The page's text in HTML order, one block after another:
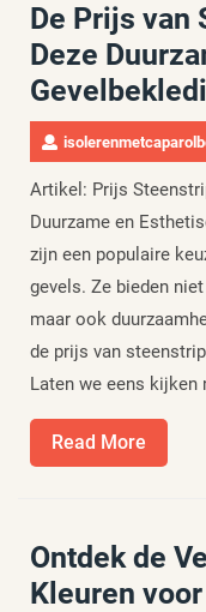
De Prijs van
Deze
Artikel: Prijs
Duurzame en
zijn een populaire
gevels. Ze bieden
maar ook
de prijs van
Laten we eens kijken
Read More
More
Ontdek de
Kleuren